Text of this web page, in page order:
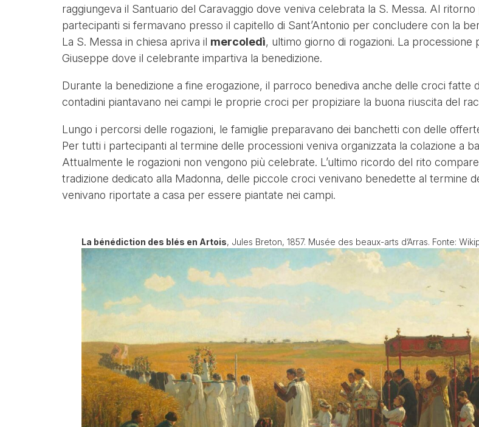
raggiungeva il Santuario del Caravaggio dove veniva celebrata la S. Messa. Al
partecipanti si fermavano presso il capitello di Sant’Antonio per concludere con la
La S. Messa in chiesa apriva il mercoledì, ultimo giorno di rogazioni. La
Giuseppe dove il celebrante impartiva la benedizione.
Durante la benedizione a fine erogazione, il parroco benediva anche delle croci fatte
contadini piantavano nei campi le proprie croci per propiziare la buona riuscita del
Lungo i percorsi delle rogazioni, le famiglie preparavano dei banchetti con delle
Per tutti i partecipanti al termine delle processioni veniva organizzata la colazione a
Attualmente le rogazioni non vengono più celebrate. L’ultimo ricordo del rito
tradizione dedicato alla Madonna, delle piccole croci venivano benedette al termine
venivano riportate a casa per essere piantate nei campi.
La bénédiction des blés en Artois, Jules Breton, 1857. Musée des beaux-arts d’Arras. Fonte: